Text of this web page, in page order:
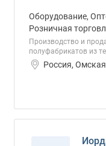
Оборудование,
Розничная
Производство и
полуфабрикатов из
Россия,